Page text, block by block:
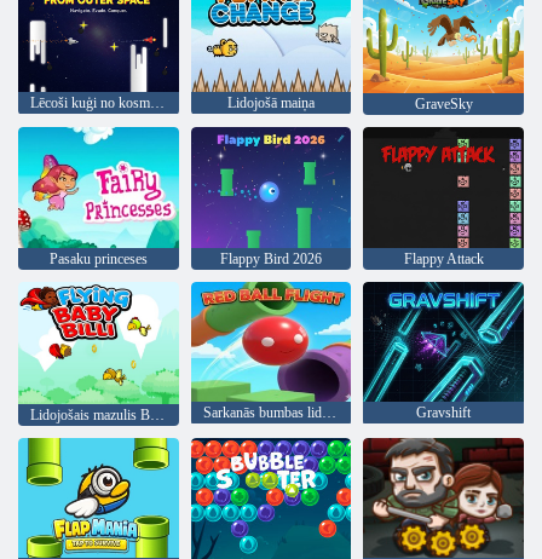
Lēcoši kuģi no kosmosa Lidojošā maiņa GraveSky
Pasaku princeses Flappy Bird 2026 Flappy Attack
Sarkanās bumbas lidojums Gravshift